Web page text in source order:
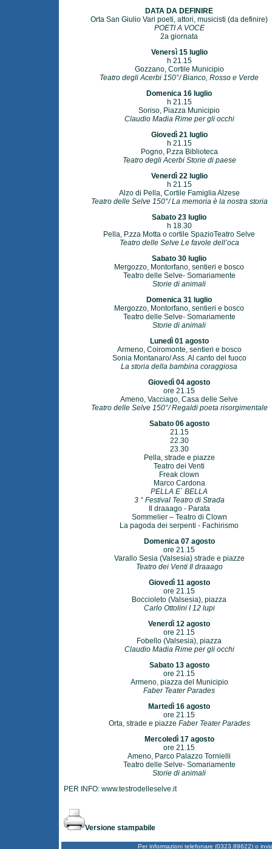
DATA DA DEFINIRE
Orta San Giulio Vari poeti, attori, musicisti (da definire)
POETI A VOCE
2a giornata
Venersì 15 luglio
h 21.15
Gozzano, Cortile Municipio
Teatro degli Acerbi 150°/ Bianco, Rosso e Verde
Domenica 16 luglio
h 21.15
Soriso, Piazza Municipio
Claudio Madia Rime per gli occhi
Giovedì 21 luglio
h 21.15
Pogno, P.zza Biblioteca
Teatro degli Acerbi Storie di paese
Venerdì 22 luglio
h 21.15
Alzo di Pella, Cortile Famiglia Alzese
Teatro delle Selve 150°/ La memoria è la nostra storia
Sabato 23 luglio
h 18.30
Pella, P.zza Motta o cortile SpazioTeatro Selve
Teatro delle Selve Le favole dell’oca
Sabato 30 luglio
Mergozzo, Montorfano, sentieri e bosco
Teatro delle Selve- Somariamente
Storie di animali
Domenica 31 luglio
Mergozzo, Montorfano, sentieri e bosco
Teatro delle Selve- Somariamente
Storie di animali
Lunedì 01 agosto
Armeno, Coiromonte, sentieri e bosco
Sonia Montanaro/ Ass. Al canto del fuoco
La storia della bambina coraggiosa
Giovedì 04 agosto
ore 21.15
Ameno, Vacciago, Casa delle Selve
Teatro delle Selve 150°/ Regaldi poeta risorgimentale
Sabato 06 agosto
21.15
22.30
23.30
Pella, strade e piazze
Teatro dei Venti
Freak clown
Marco Cardona
PELLA E` BELLA
3 ° Festival Teatro di Strada
Il draaago - Parata
Sommelier – Teatro di Clown
La pagoda dei serpenti - Fachirismo
Domenica 07 agosto
ore 21.15
Varallo Sesia (Valsesia) strade e piazze
Teatro dei Venti Il draaago
Giovedì 11 agosto
ore 21.15
Boccioleto (Valsesia), piazza
Carlo Ottolini I 12 lupi
Venerdì 12 agosto
ore 21.15
Fobello (Valsesia), piazza
Claudio Madia Rime per gli occhi
Sabato 13 agosto
ore 21.15
Armeno, piazza del Municipio
Faber Teater Parades
Martedì 16 agosto
ore 21.15
Orta, strade e piazze Faber Teater Parades
Mercoledì 17 agosto
ore 21.15
Ameno, Parco Palazzo Tornielli
Teatro delle Selve- Somariamente
Storie di animali
PER INFO: www.testrodelleselve.it
Versione stampabile
Per informazioni telefonare (0323.89622) o